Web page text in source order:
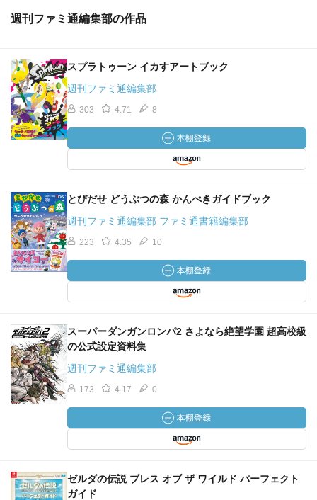
週刊ファミ通編集部の作品
スプラトゥーン イカすアートブック
週刊ファミ通編集部
303 4.71 8
とびだせ どうぶつの森 かんぺきガイドブック
週刊ファミ通編集部 ファミ通書籍編集部
223 4.35 10
スーパーダンガンロンパ2 さよなら絶望学園 超高校級
の公式設定資料集
週刊ファミ通編集部
173 4.17 0
ゼルダの伝説 ブレス オブ ザ ワイルド パーフェクト
ガイド